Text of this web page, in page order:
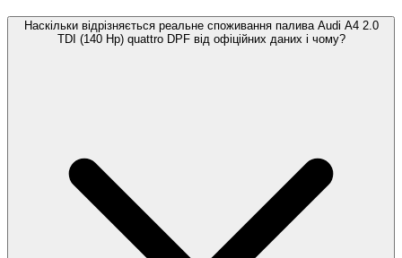
Наскільки відрізняється реальне споживання палива Audi A4 2.0
TDI (140 Hp) quattro DPF від офіційних даних і чому?